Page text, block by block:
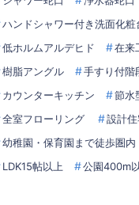
ハンドシャワー付き洗面化粧
低ホルムアルデヒド
在来
樹脂アングル
手すり付階
カウンターキッチン
節水
全室フローリング
設計
幼稚園・保育園まで徒歩圏内
LDK15帖以上
公園400m